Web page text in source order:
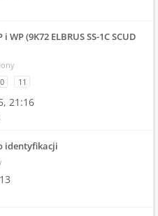
WP (9K72 ELBRUS SS-1C SCUD
11
21:16
identyfikacji